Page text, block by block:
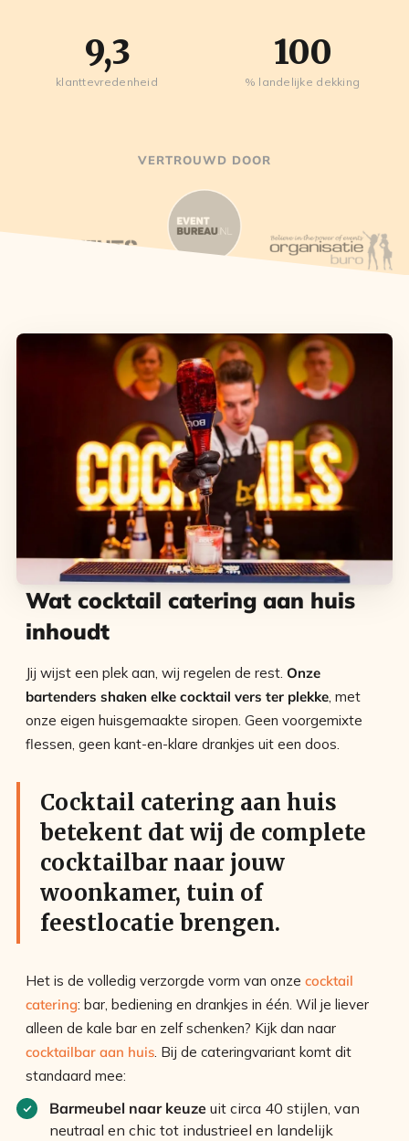
9,3
klanttevredenheid
100
% landelijke dekking
VERTROUWD DOOR
Wat cocktail catering aan huis
inhoudt
Jij wijst een plek aan, wij regelen de rest. Onze
bartenders shaken elke cocktail vers ter plekke, met
onze eigen huisgemaakte siropen. Geen voorgemixte
flessen, geen kant-en-klare drankjes uit een doos.
Cocktail catering aan huis
betekent dat wij de complete
cocktailbar naar jouw
woonkamer, tuin of
feestlocatie brengen.
Het is de volledig verzorgde vorm van onze cocktail
catering: bar, bediening en drankjes in één. Wil je liever
alleen de kale bar en zelf schenken? Kijk dan naar
cocktailbar aan huis. Bij de cateringvariant komt dit
standaard mee:
Barmeubel naar keuze uit circa 40 stijlen, van
neutraal en chic tot industrieel en landelijk